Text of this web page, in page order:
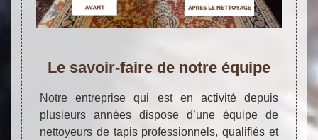
Le savoir-faire de notre équipe
Notre entreprise qui est en activité depuis
plusieurs années dispose d’une équipe de
nettoyeurs de tapis professionnels, qualifiés et